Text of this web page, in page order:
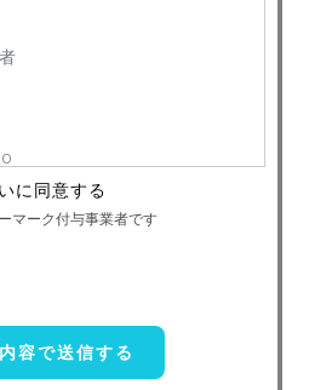
の利用目的
の場合、個人情報 保護水準の高い委
に同意する
マーク付与事業者です